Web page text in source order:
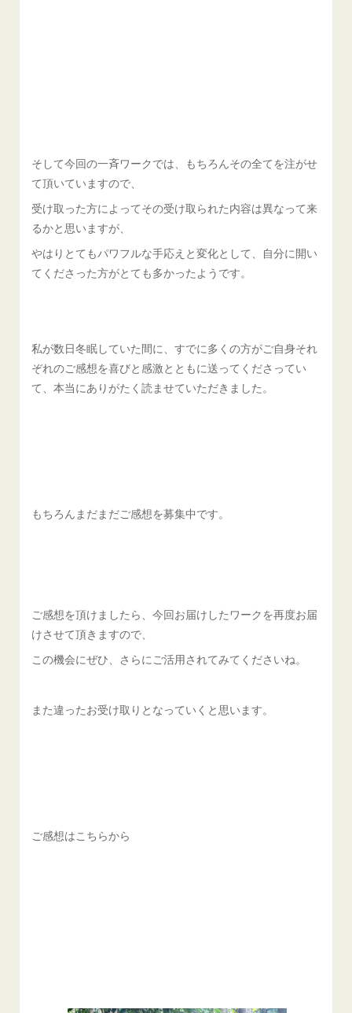
そして今回の一斉ワークでは、もちろんその全てを注がせ
て頂いていますので、
受け取った方によってその受け取られた内容は異なって来
るかと思いますが、
やはりとてもパワフルな手応えと変化として、自分に開い
てくださった方がとても多かったようです。
私が数日冬眠していた間に、すでに多くの方がご自身それ
ぞれのご感想を喜びと感激とともに送ってくださってい
て、本当にありがたく読ませていただきました。
もちろんまだまだご感想を募集中です。
ご感想を頂けましたら、今回お届けしたワークを再度お届
けさせて頂きますので、
この機会にぜひ、さらにご活用されてみてくださいね。
また違ったお受け取りとなっていくと思います。
ご感想はこちらから